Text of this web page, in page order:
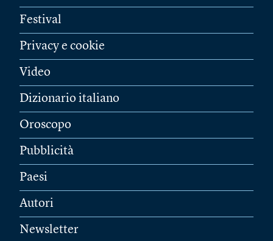
Festival
Privacy e cookie
Video
Dizionario italiano
Oroscopo
Pubblicità
Paesi
Autori
Newsletter